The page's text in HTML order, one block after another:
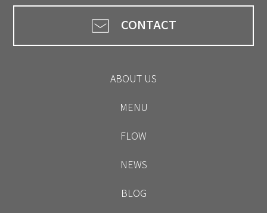
CONTACT
ABOUT US
MENU
FLOW
NEWS
BLOG